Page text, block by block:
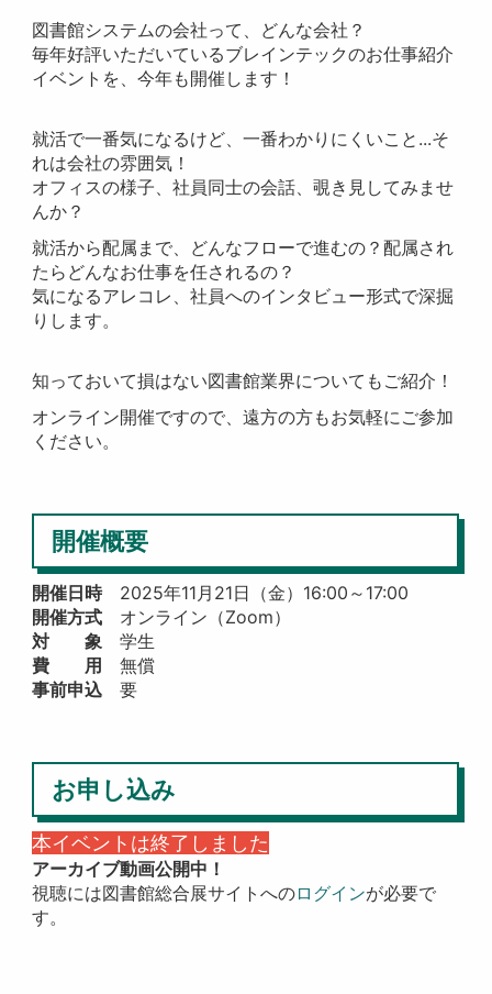
図書館システムの会社って、どんな会社？
毎年好評いただいているブレインテックのお仕事紹介
イベントを、今年も開催します！
就活で一番気になるけど、一番わかりにくいこと...そ
れは会社の雰囲気！
オフィスの様子、社員同士の会話、覗き見してみませ
んか？
就活から配属まで、どんなフローで進むの？配属され
たらどんなお仕事を任されるの？
気になるアレコレ、社員へのインタビュー形式で深掘
りします。
知っておいて損はない図書館業界についてもご紹介！
オンライン開催ですので、遠方の方もお気軽にご参加
ください。
開催概要
開催日時2025年11月21日（金）16:00～17:00
開催方式 オンライン（Zoom）
対 象 学生
費 用
無償
事前申込 要
お申し込み
本イベントは終了しました
アーカイブ動画公開中！
視聴には図書館総合展サイトへのログインが必要で
す。